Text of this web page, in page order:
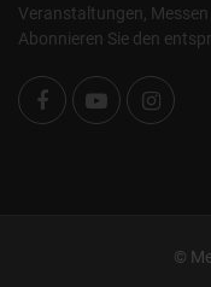
Veranstaltungen,
Abonnieren Sie den
©